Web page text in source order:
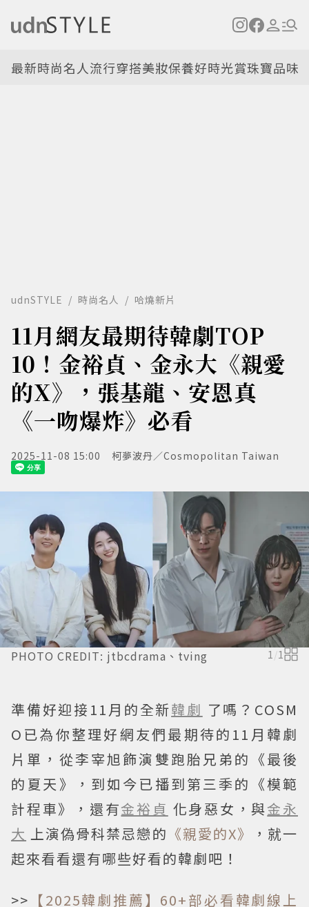
最新時尚名人流行穿搭美妝保養好時光賞珠寶品味
udnSTYLE 時尚名人 哈燒新片
11月網友最期待韓劇TOP
10！金裕貞、金永大《親愛
的X》，張基龍、安恩真
《一吻爆炸》必看
2025-11-08 15:00 柯夢波丹／Cosmopolitan Taiwan
PHOTO CREDIT: jtbcdrama、tving 1 /1
準備好迎接11月的全新韓劇 了嗎？COSM
O已為你整理好網友們最期待的11月韓劇
片單，從李宰旭飾演雙跑胎兄弟的《最後
的夏天》，到如今已播到第三季的《模範
計程車》，還有金裕貞 化身惡女，與金永
大 上演偽骨科禁忌戀的 《親愛的X》
，就一
起來看看還有哪些好看的韓劇吧！
>> 【2025韓劇推薦】60+部必看韓劇線上